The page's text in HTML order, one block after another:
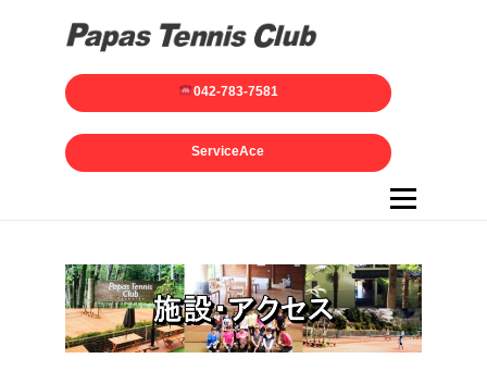
042-783-7581
ServiceAce
メニュー